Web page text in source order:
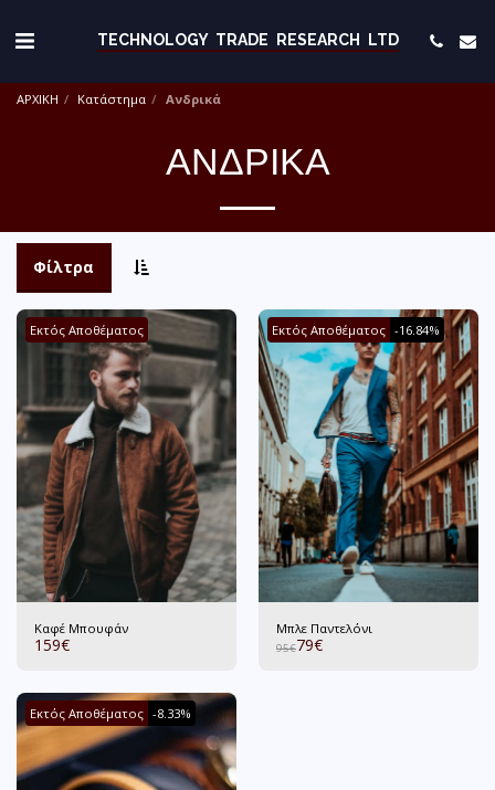
TECHNOLOGY TRADE RESEARCH LTD
ΑΡΧΙΚΗ Κατάστημα Ανδρικά
ΑΝΔΡΙΚΆ
Φίλτρα
Εκτός Αποθέματος
Καφέ Μπουφάν
159€
Εκτός Αποθέματος -16.84%
Μπλε Παντελόνι
95€79€
Εκτός Αποθέματος -8.33%